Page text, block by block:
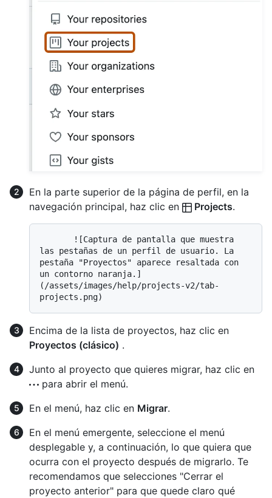
En la parte superior de la página de perfil, en la
navegación principal, haz clic en
Projects.
las pestañas de un perfil de usuario. La
pestaña "Proyectos" aparece resaltada con
un contorno naranja.]
(/assets/images/help/projects-v2/tab-
Encima de la lista de proyectos, haz clic en
Proyectos (clásico) .
Junto al proyecto que quieres migrar, haz clic en
para abrir el menú.
En el menú, haz clic en Migrar.
En el menú emergente, seleccione el menú
desplegable y, a continuación, lo que quiera que
ocurra con el proyecto después de migrarlo. Te
recomendamos que selecciones "Cerrar el
proyecto anterior" para que quede claro qué